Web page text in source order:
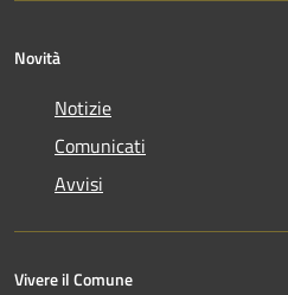
Novità
Notizie
Comunicati
Avvisi
Vivere il Comune